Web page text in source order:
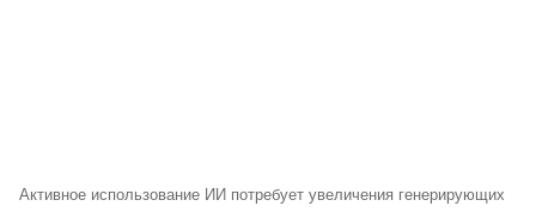
Активное использование ИИ потребует увеличения генерирующих